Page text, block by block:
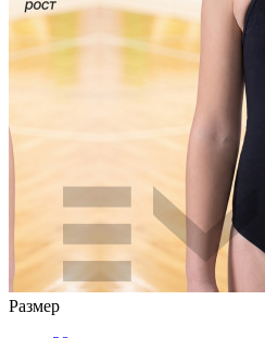
Размер